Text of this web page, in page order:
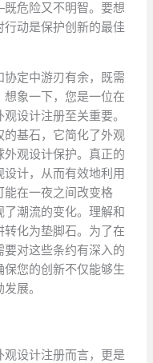
危险又不明智。要想
动是保护创新的最佳
定中游刃有余，既需
象一下，您是一位在
设计注册至关重要。
的基石，它简化了外观
观设计保护。真正的
计，从而有效地利用
能在一夜之间改变格
潮流的变化。理解和
化为垫脚石。为了在
对这些条约有深入的
您的创新不仅能够生
展。
设计注册而言，更是